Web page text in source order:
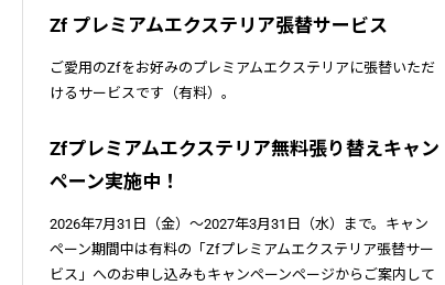
Zf プレミアムエクステリア張替サービス
ご愛用のZfをお好みのプレミアムエクステリアに張替いただ
けるサービスです（有料）。
Zfプレミアムエクステリア無料張り替えキャン
ペーン実施中！
2026年7月31日（金）～2027年3月31日（水）まで。キャン
ペーン期間中は有料の「Zfプレミアムエクステリア張替サー
ビス」へのお申し込みもキャンペーンページからご案内して